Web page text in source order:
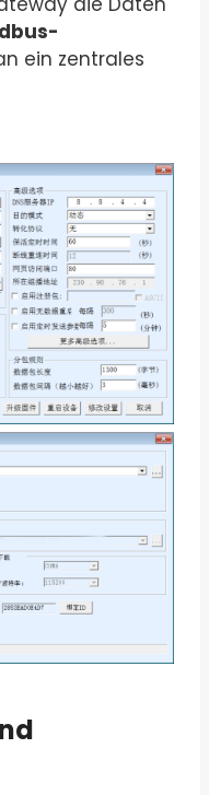
ein zentrales